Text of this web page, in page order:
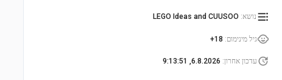
נושא:
LEGO Ideas and CUUSOO
גיל מינימום:
18+
עדכון אחרון:
6.8.2026, 9:13:51